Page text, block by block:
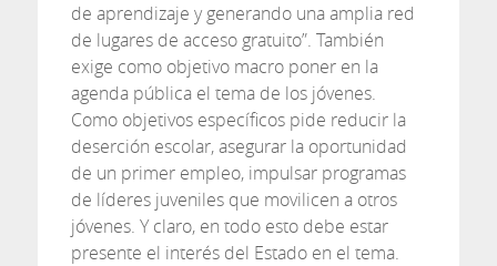
de aprendizaje y generando una amplia red
de lugares de acceso gratuito”. También
exige como objetivo macro poner en la
agenda pública el tema de los jóvenes.
Como objetivos específicos pide reducir la
deserción escolar, asegurar la oportunidad
de un primer empleo, impulsar programas
de líderes juveniles que movilicen a otros
jóvenes. Y claro, en todo esto debe estar
presente el interés del Estado en el tema.